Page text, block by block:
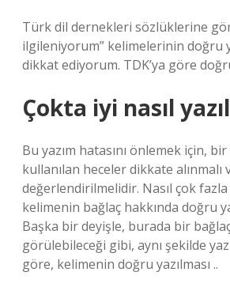
Türk dil dernekleri sözlüklerine
ilgileniyorum” kelimelerinin doğru
dikkat ediyorum. TDK’ya göre
Çokta iyi nasıl
Bu yazım hatasını önlemek için,
kullanılan heceler dikkate alınmalı
değerlendirilmelidir. Nasıl çok fazla
kelimenin bağlaç hakkında doğru
Başka bir deyişle, burada bir
görülebileceği gibi, aynı şekilde
göre, kelimenin doğru yazılması ..